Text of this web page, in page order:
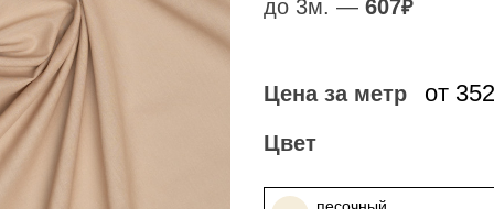
до 3м. — 607₽
Цена за метр от 352
Цвет
песочный